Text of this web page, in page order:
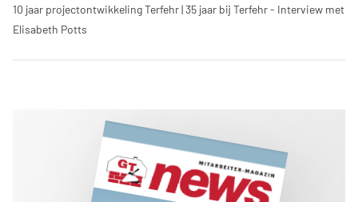
10 jaar projectontwikkeling Terfehr | 35 jaar bij Terfehr - Interview met
Elisabeth Potts